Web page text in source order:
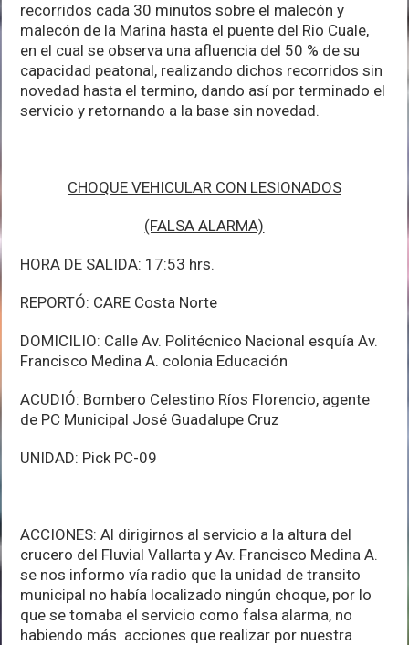
recorridos cada 30 minutos sobre el malecón y
malecón de la Marina hasta el puente del Rio Cuale,
en el cual se observa una afluencia del 50 % de su
capacidad peatonal, realizando dichos recorridos sin
novedad hasta el termino, dando así por terminado el
servicio y retornando a la base sin novedad.
CHOQUE VEHICULAR CON LESIONADOS
(FALSA ALARMA)
HORA DE SALIDA: 17:53 hrs.
REPORTÓ: CARE Costa Norte
DOMICILIO: Calle Av. Politécnico Nacional esquía Av.
Francisco Medina A. colonia Educación
ACUDIÓ: Bombero Celestino Ríos Florencio, agente
de PC Municipal José Guadalupe Cruz
UNIDAD: Pick PC-09
ACCIONES: Al dirigirnos al servicio a la altura del
crucero del Fluvial Vallarta y Av. Francisco Medina A.
se nos informo vía radio que la unidad de transito
municipal no había localizado ningún choque, por lo
que se tomaba el servicio como falsa alarma, no
habiendo más acciones que realizar por nuestra